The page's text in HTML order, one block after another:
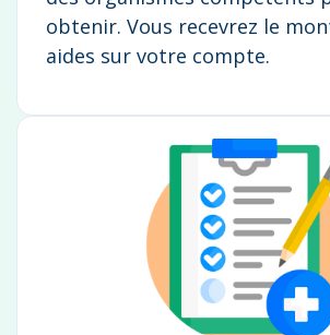
obtenir. Vous recevrez le
aides sur votre compte.